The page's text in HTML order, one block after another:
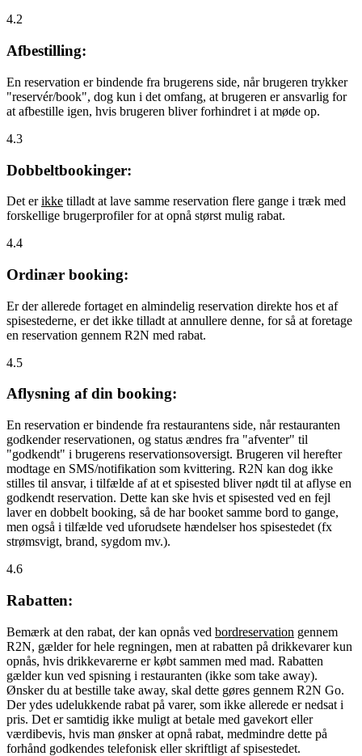
4.2
Afbestilling:
En reservation er bindende fra brugerens side, når brugeren trykker
"reservér/book", dog kun i det omfang, at brugeren er ansvarlig for
at afbestille igen, hvis brugeren bliver forhindret i at møde op.
4.3
Dobbeltbookinger:
Det erikke tilladt at lave samme reservation flere gange i træk med
forskellige brugerprofiler for at opnå størst mulig rabat.
4.4
Ordinær booking:
Er der allerede fortaget en almindelig reservation direkte hos et af
spisestederne, er det ikke tilladt at annullere denne, for så at foretage
en reservation gennem R2N med rabat.
4.5
Aflysning af din booking:
En reservation er bindende fra restaurantens side, når restauranten
godkender reservationen, og status ændres fra "afventer" til
"godkendt" i brugerens reservationsoversigt. Brugeren vil herefter
modtage en SMS/notifikation som kvittering. R2N kan dog ikke
stilles til ansvar, i tilfælde af at et spisested bliver nødt til at aflyse en
godkendt reservation. Dette kan ske hvis et spisested ved en fejl
laver en dobbelt booking, så de har booket samme bord to gange,
men også i tilfælde ved uforudsete hændelser hos spisestedet (fx
strømsvigt, brand, sygdom mv.).
4.6
Rabatten:
Bemærk at den rabat, der kan opnås ved bordreservation gennem
R2N, gælder for hele regningen, men at rabatten på drikkevarer kun
opnås, hvis drikkevarerne er købt sammen med mad. Rabatten
gælder kun ved spisning i restauranten (ikke som take away).
Ønsker du at bestille take away, skal dette gøres gennem R2N Go.
Der ydes udelukkende rabat på varer, som ikke allerede er nedsat i
pris. Det er samtidig ikke muligt at betale med gavekort eller
værdibevis, hvis man ønsker at opnå rabat, medmindre dette på
forhånd godkendes telefonisk eller skriftligt af spisestedet.